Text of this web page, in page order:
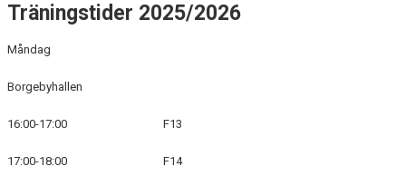
Träningstider 2025/2026
Måndag
Borgebyhallen
16:00-17:00 F13
17:00-18:00 F14